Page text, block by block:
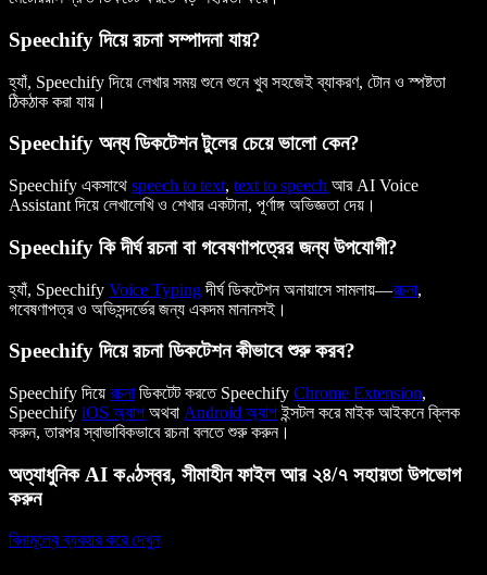
Speechify দিয়ে রচনা সম্পাদনা যায়?
হ্যাঁ, Speechify দিয়ে লেখার সময় শুনে শুনে খুব সহজেই ব্যাকরণ, টোন ও স্পষ্টতা
ঠিকঠাক করা যায়।
Speechify অন্য ডিকটেশন টুলের চেয়ে ভালো কেন?
Speechify একসাথে speech to text, text to speech আর AI Voice
Assistant দিয়ে লেখালেখি ও শেখার একটানা, পূর্ণাঙ্গ অভিজ্ঞতা দেয়।
Speechify কি দীর্ঘ রচনা বা গবেষণাপত্রের জন্য উপযোগী?
হ্যাঁ, Speechify Voice Typingদীর্ঘ ডিকটেশন অনায়াসে সামলায়—রচনা,
গবেষণাপত্র ও অভিসন্দর্ভের জন্য একদম মানানসই।
Speechify দিয়ে রচনা ডিকটেশন কীভাবে শুরু করব?
Speechify দিয়ে রচনা ডিকটেট করতে Speechify Chrome Extension,
Speechify iOS অ্যাপ অথবা Android অ্যাপইন্সটল করে মাইক আইকনে ক্লিক
করুন, তারপর স্বাভাবিকভাবে রচনা বলতে শুরু করুন।
অত্যাধুনিক AI কণ্ঠস্বর, সীমাহীন ফাইল আর ২৪/৭ সহায়তা উপভোগ
করুন
বিনামূল্যে ব্যবহার করে দেখুন